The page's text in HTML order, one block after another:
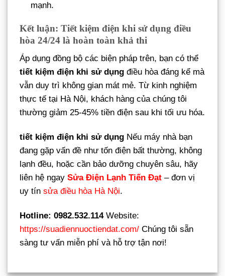
mạnh.
Kết luận: Tiết kiệm điện khi sử dụng điều
hòa 24/24 là hoàn toàn khả thi
Áp dụng đồng bộ các biện pháp trên, bạn có thể
tiết kiệm điện khi sử dụng điều hòa đáng kể mà
vẫn duy trì không gian mát mẻ. Từ kinh nghiệm
thực tế tại Hà Nội, khách hàng của chúng tôi
thường giảm 25-45% tiền điện sau khi tối ưu hóa.
tiết kiệm điện khi sử dụng Nếu máy nhà bạn
đang gặp vấn đề như tốn điện bất thường, không
lạnh đều, hoặc cần bảo dưỡng chuyên sâu, hãy
liên hệ ngay Sửa Điện Lạnh Tiến Đạt – đơn vị
uy tín sửa điều hòa Hà Nội.
Hotline: 0982.532.114Website:
https://suadiennuoctiendat.com/ Chúng tôi sẵn
sàng tư vấn miễn phí và hỗ trợ tận nơi!